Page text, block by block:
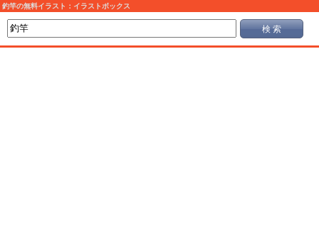
釣竿の無料イラスト：イラストボックス
検 索